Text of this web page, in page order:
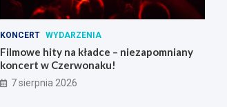
KONCERT WYDARZENIA
Filmowe hity na kładce – niezapomniany
koncert w Czerwonaku!
7 sierpnia 2026